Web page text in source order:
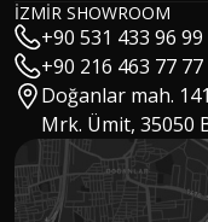
Gökhan
Sales Manager
Mert
Digital
Cansu
Digital
Eylül
Interior
Buket
Marketing
Ebru
Executive
İZMİR SHOWROOM
+90 531 433 96 99
+90 216 463 77 77
Doğanlar mah.
Mrk. Ümit, 35050